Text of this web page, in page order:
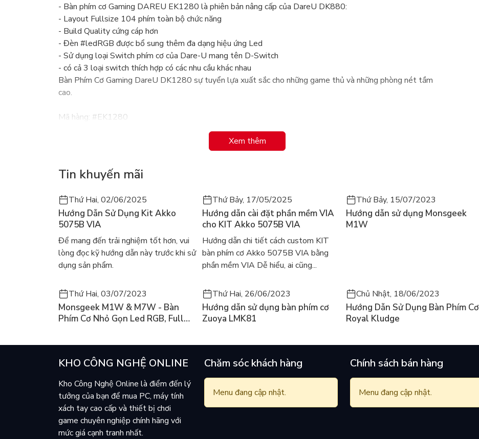
- Bàn phím cơ Gaming DAREU EK1280 là phiên bản nâng cấp của DareU DK880:
- Layout Fullsize 104 phím toàn bộ chức năng
- Build Quality cứng cáp hơn
- Đèn #ledRGB được bổ sung thêm đa dạng hiệu ứng Led
- Sử dụng loại Switch phím cơ của Dare-U mang tên D-Switch
- có cả 3 loại switch thích hợp có các nhu cầu khác nhau
Bàn Phím Cơ Gaming DareU DK1280 sự tuyển lựa xuất sắc cho những game thủ và những phòng nét tầm
cao.
Mã hàng: #EK1280
""D"" switch: Blue/ Brown/ Red
Dây: một.8m"
- tiêu dùng switch D độc quyền của hãng, độ bền 50 triệu lần bấm.
- Led RGB phổ thông hiệu ứng, chọn màu Fn + Scrollock.
- bề ngoài rãnh đi dây nhân thể lợi.
- Keycap ABS doubleshot, font chữ rất đẹp.
Xem thêm
Tin khuyến mãi
Thứ Hai, 02/06/2025
Hướng Dẫn Sử Dụng Kit Akko
5075B VIA
Để mang đến trải nghiệm tốt hơn, vui
lòng đọc kỹ hướng dẫn này trước khi sử
dụng sản phẩm.
Thứ Bảy, 17/05/2025
Hướng dẫn cài đặt phần mềm VIA
cho KIT Akko 5075B VIA
Hướng dẫn chi tiết cách custom KIT
bàn phím cơ Akko 5075B VIA bằng
phần mềm VIA Dễ hiểu, ai cũng...
Thứ Bảy, 15/07/2023
Hướng dẫn sử dụng Monsgeek
M1W
Thứ Hai, 03/07/2023
Monsgeek M1W & M7W - Bàn
Phím Cơ Nhỏ Gọn Led RGB, Full
Thứ Hai, 26/06/2023
Hướng dẫn sử dụng bàn phím cơ
Zuoya LMK81
Chủ Nhật, 18/06/2023
Hướng Dẫn Sử Dụng Bàn Phím Cơ
Royal Kludge
KHO CÔNG NGHỆ ONLINE
Kho Công Nghệ Online là điểm đến lý
tưởng của bạn để mua PC, máy tính
xách tay cao cấp và thiết bị chơi
game chuyên nghiệp chính hãng với
mức giá cạnh tranh nhất.
Chăm sóc khách hàng
Menu đang cập nhật.
Chính sách bán hàng
Menu đang cập nhật.